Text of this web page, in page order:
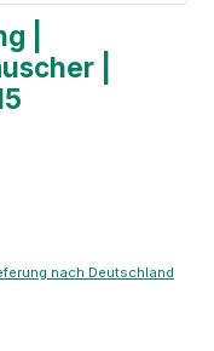
|
|
nach Deutschland